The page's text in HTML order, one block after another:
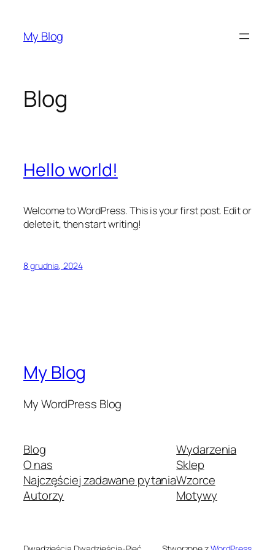
treściMy Blog
Blog
Hello world!
Welcome to WordPress. This is your first post. Edit or
delete it, then start writing!
8 grudnia, 2024
My Blog
My WordPress Blog
Blog
O nas
Najczęściej zadawane pytania
Autorzy
Wydarzenia
Sklep
Wzorce
Motywy